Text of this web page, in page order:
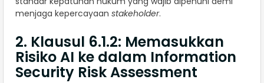
menjaga kepercayaan stakeholder.
2. Klausul 6.1.2: Memasukkan
Risiko AI ke dalam Information
Security Risk Assessment